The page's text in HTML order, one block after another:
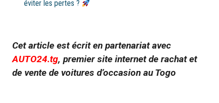
éviter les pertes ?
Cet article est écrit en partenariat avec
AUTO24.tg, premier site internet de rachat et
de vente de voitures d’occasion au Togo